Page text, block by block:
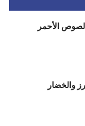
الأحمر
والخضار